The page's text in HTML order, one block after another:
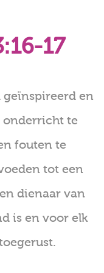
17
geïnspireerd en
te
fouten te
tot een
dienaar van
is en voor elk